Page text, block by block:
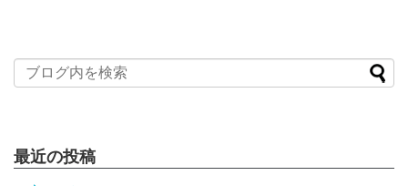
最近の投稿